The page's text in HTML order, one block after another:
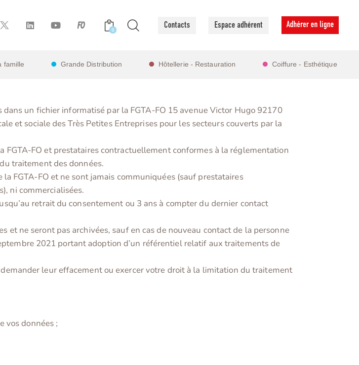
0 Contacts Espace adhérent Adhérer en ligne
famille Grande Distribution Hôtellerie - Restauration Coiffure - Esthétique
un fichier informatisé par la FGTA-FO 15 avenue Victor Hugo 92170
et sociale des Très Petites Entreprises pour les secteurs couverts par la
FGTA-FO et prestataires contractuellement conformes à la réglementation
traitement des données.
FGTA-FO et ne sont jamais communiquées (sauf prestataires
ni commercialisées.
retrait du consentement ou 3 ans à compter du dernier contact
et ne seront pas archivées, sauf en cas de nouveau contact de la personne
2021 portant adoption d’un référentiel relatif aux traitements de
leur effacement ou exercer votre droit à la limitation du traitement
données ;